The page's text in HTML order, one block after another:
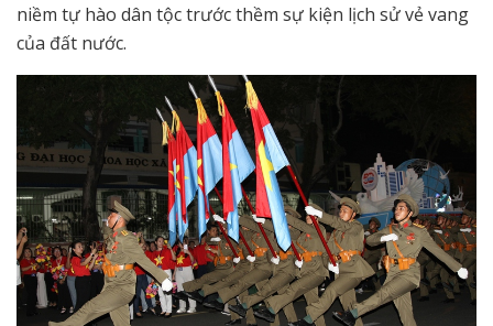
niềm tự hào dân tộc trước thềm sự kiện lịch sử vẻ vang
của đất nước.